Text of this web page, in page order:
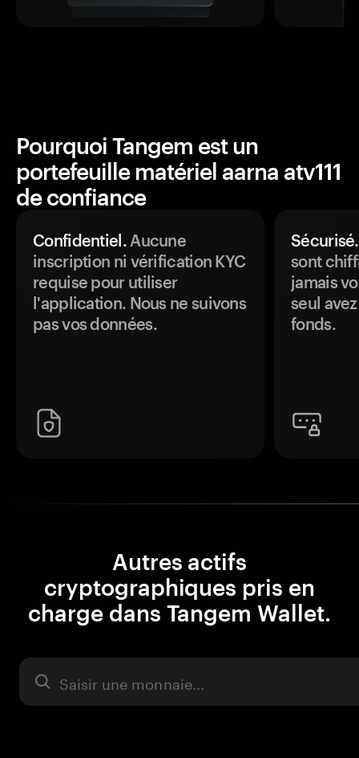
Pourquoi Tangem est un
portefeuille matériel aarna atv111
de confiance
Confidentiel.Aucune
inscription ni vérification KYC
requise pour utiliser
l'application. Nous ne suivons
pas vos données.
Sécurisé.
sont
jamais
seul
fonds.
Autres actifs
cryptographiques pris en
charge dans Tangem Wallet.
Actifs